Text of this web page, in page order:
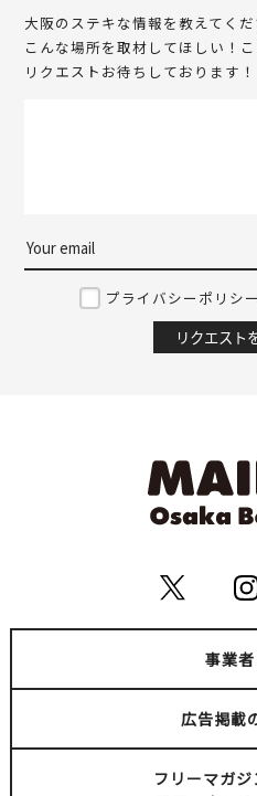
大阪のステキな情報を教えてくだ
こんな場所を取材してほしい！
リクエストお待ちしております！
プライバシーポリシ
事業
広告掲載
フリーマガジ